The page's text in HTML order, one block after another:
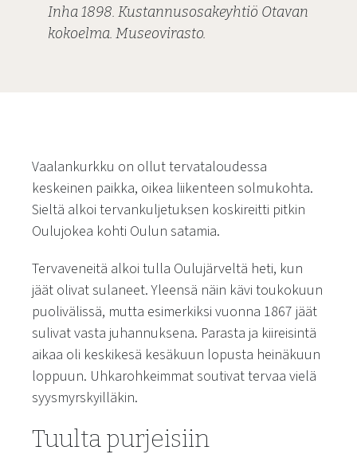
Inha 1898. Kustannusosakeyhtiö Otavan
kokoelma. Museovirasto.
Vaalankurkku on ollut tervataloudessa
keskeinen paikka, oikea liikenteen solmukohta.
Sieltä alkoi tervankuljetuksen koskireitti pitkin
Oulujokea kohti Oulun satamia.
Tervaveneitä alkoi tulla Oulujärveltä heti, kun
jäät olivat sulaneet. Yleensä näin kävi toukokuun
puolivälissä, mutta esimerkiksi vuonna 1867 jäät
sulivat vasta juhannuksena. Parasta ja kiireisintä
aikaa oli keskikesä kesäkuun lopusta heinäkuun
loppuun. Uhkarohkeimmat soutivat tervaa vielä
syysmyrskyilläkin.
Tuulta purjeisiin